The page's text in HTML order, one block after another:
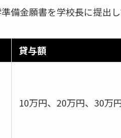
備金願書を学校長に提出
貸与額
10万円、20万円、30万